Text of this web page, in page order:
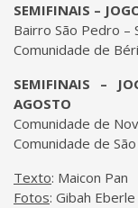
SEMIFINAIS –
Bairro São Pedro –
Comunidade de
SEMIFINAIS –
AGOSTO
Comunidade de
Comunidade de
Texto: Maicon Pan
Fotos: Gibah